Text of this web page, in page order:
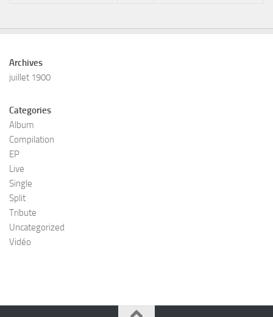
Archives
juillet 1900
Categories
Album
Compilation
EP
Live
Single
Split
Tribute
Uncategorized
Vidéo